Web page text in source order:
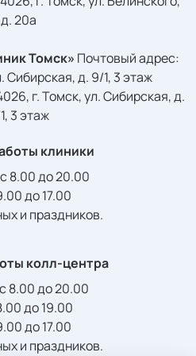
цена с налоговым вычетом
аппаратом
дерматофибромы,
за единицу
цена с налоговым вычетом
д. 20а
Томск» Почтовый адрес:
Сибирская, д. 9/1, 3 этаж
г. Томск, ул. Сибирская, д.
3 этаж
клиники
8.00 до 20.00
до 17.00
и праздников.
колл-центра
8.00 до 20.00
до 19.00
до 17.00
и праздников.